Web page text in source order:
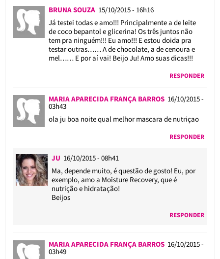
BRUNA SOUZA 15/10/2015 - 16h16
Já testei todas e amo!!! Principalmente a de leite
de coco bepantol e glicerina! Os três juntos não
tem pra ninguém!!! Eu amo!!! E estou doida pra
testar outras…… A de chocolate, a de cenoura e
mel…… E por aí vai! Beijo Ju! Amo suas dicas!!!
RESPONDER
MARIA APARECIDA FRANÇA BARROS 16/10/2015 -
03h43
ola ju boa noite qual melhor mascara de nutriçao
RESPONDER
JU 16/10/2015 - 08h41
Ma, depende muito, é questão de gosto! Eu, por
exemplo, amo a Moisture Recovery, que é
nutrição e hidratação!
Beijos
RESPONDER
MARIA APARECIDA FRANÇA BARROS 16/10/2015 -
03h49